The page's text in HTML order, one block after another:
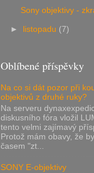
Sony objektivy -
► listopadu (7)
Oblíbené příspěvky
Na co si dát pozor při
objektivů z druhé ruky?
Na serveru
diskusního fóra vložil
tento velmi zajímavý
Protož mám obavy, že
časem "zt...
SONY E-objektivy